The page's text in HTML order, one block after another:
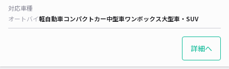
対応車種
オートバイ軽自動車コンパクトカー中型車ワンボックス大型車・SUV
詳細へ